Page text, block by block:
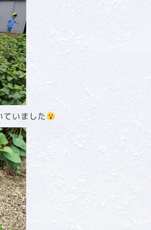
ていました